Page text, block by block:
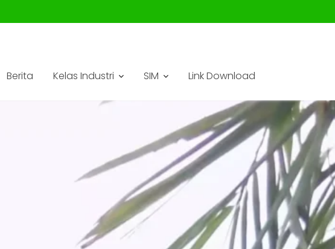
Berita Kelas Industri SIM Link Download